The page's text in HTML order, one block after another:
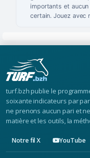
importants et
certain. Jouez avec
turf.bzh publie le
soixante indicateurs par
ne prenons aucun pari et
matière et les outils, la
Notre fil X YouTube